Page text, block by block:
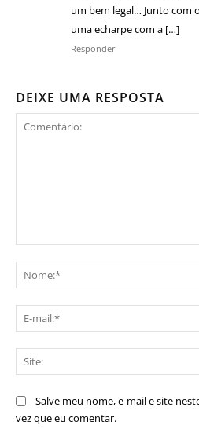
um bem legal… Junto com
uma echarpe com a […]
Responder
DEIXE UMA RESPOSTA
Salve meu nome, e-mail e site
vez que eu comentar.